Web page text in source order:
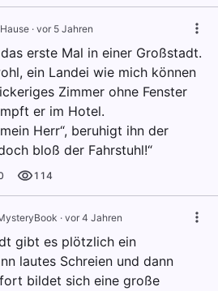
· vor 5 Jahren
erste Mal in einer Großstadt.
ein Landei wie mich können
Zimmer ohne Fenster
er im Hotel.
Herr“, beruhigt ihn der
bloß der Fahrstuhl!“
114
· vor 4 Jahren
gibt es plötzlich ein
lautes Schreien und dann
bildet sich eine große